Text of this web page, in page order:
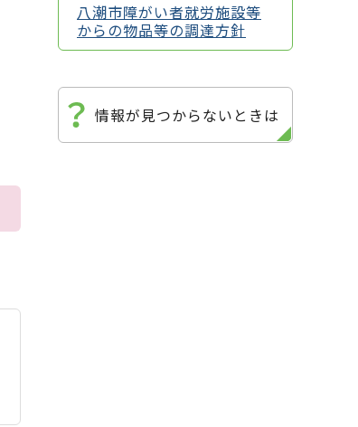
八潮市障がい者就労施設等
からの物品等の調達方針
情報が見つからないときは